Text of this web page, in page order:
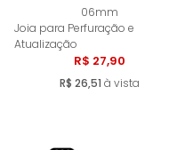
06mm
Joia para Perfuração e
Atualização
R$ 27,90
R$ 26,51 à vista
Comprar